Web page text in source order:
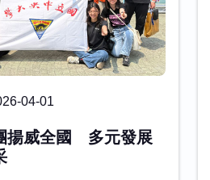
04-01
揚威全國 多元發展